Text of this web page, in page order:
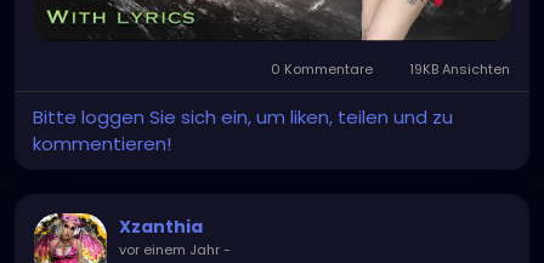
#hellpop #creaturecosplay#monstercosplay
#creepycosplay #clowncore
#emo
#gothchick #pastelgoth #goth
#darkpop #evilpop
#gothicstyle
#gothgoth
#gothicgirl#metal #alternativegirl
0 Kommentare 19KB Ansichten
Bitte loggen Sie sich ein, um liken, teilen und zu
kommentieren!
Xzanthia
vor einem Jahr-